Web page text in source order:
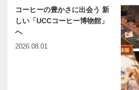
医療社会学」
第一〇六回
コーヒーの豊かさに出会う 新
しい「UCCコーヒー博物館」
へ
2026.08.01